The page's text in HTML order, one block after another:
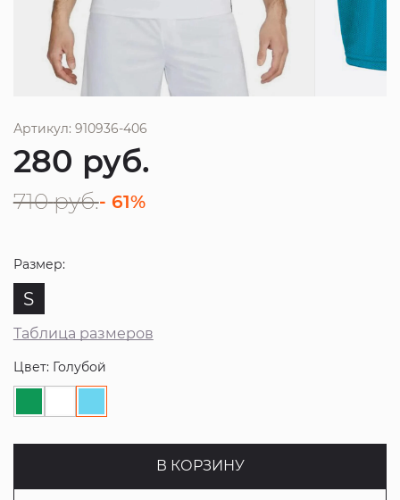
Артикул: 910936-406
280 руб.
710 руб.- 61%
Размер:
S
Таблица размеров
Цвет: Голубой
В КОРЗИНУ